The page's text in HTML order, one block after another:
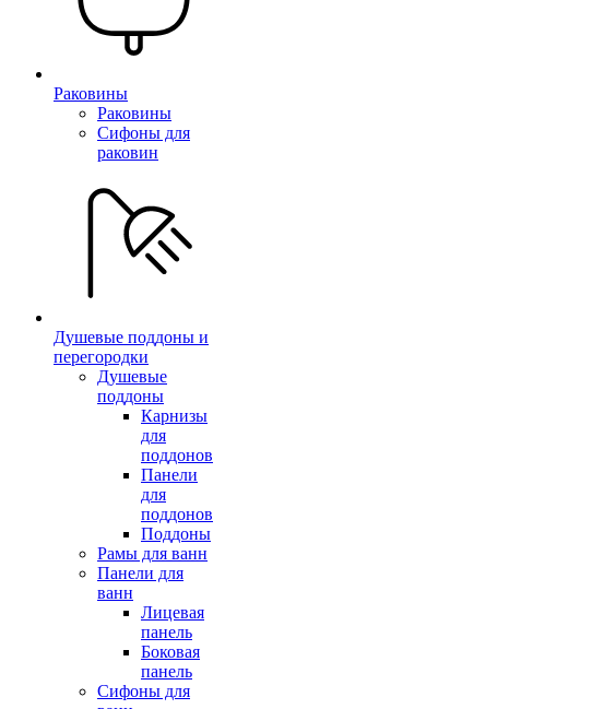
Раковины
Раковины
Сифоны для
раковин
Душевые поддоны и
перегородки
Душевые
поддоны
Карнизы
для
поддонов
Панели
для
поддонов
Поддоны
Рамы для ванн
Панели для
ванн
Лицевая
панель
Боковая
панель
Сифоны для